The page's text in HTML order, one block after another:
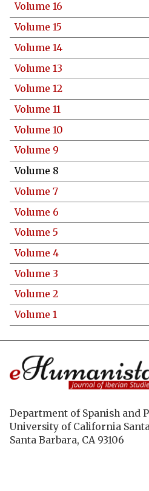
Volume 16
Volume 15
Volume 14
Volume 13
Volume 12
Volume 11
Volume 10
Volume 9
Volume 8
Volume 7
Volume 6
Volume 5
Volume 4
Volume 3
Volume 2
Volume 1
Department of Spanish and
University of California
Santa Barbara, CA 93106